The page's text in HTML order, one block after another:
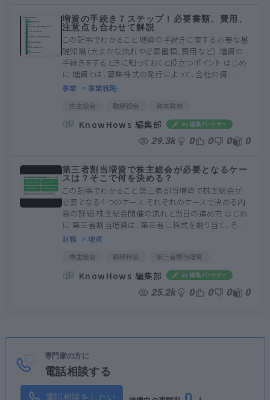
増資の手続き７ステップ！必要書類、費用、
注意点も合わせて解説
この記事でわかること 増資の手続きに関する必要な基
礎知識（大まかな流れや必要書類、費用など） 増資の
手続きをするときに知っておくと役立つポイント はじめ
に 増資とは、募集株式の発行によって、会社の資...
事業 > 事業戦略
株主総会 取締役会
資本政策
第三者割当増資
DES
公募増資
有価証券届出書
総数引受方式
投資契約書
株主間契約書
KnowHows 編集部
29.3k 0 0 0 0
第三者割当増資で株主総会が必要となるケー
スは？そこで何を決める？
この記事でわかること 第三者割当増資で株主総会が
必要となる４つのケース それぞれのケースで決める内
容の詳細 株主総会開催の流れと当日の進め方 はじめ
に 第三者割当増資は、第三者に株式を割り当て、そ...
財務 > 増資
株主総会 取締役会
第三者割当増資
株式の希薄化
特別決議
非公開会社
総数引受契約 公開会社 決算公告
KnowHows 編集部
25.2k 0 0 0 0
専門家の方に
電話相談する
電話相談をしたい